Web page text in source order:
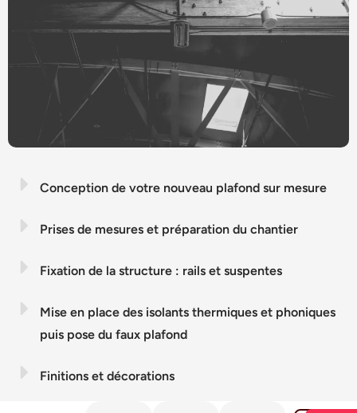
Conception de votre nouveau plafond sur mesure
Prises de mesures et préparation du chantier
Fixation de la structure : rails et suspentes
Mise en place des isolants thermiques et phoniques
puis pose du faux plafond
Finitions et décorations